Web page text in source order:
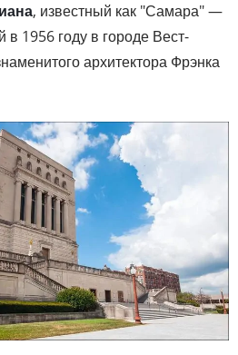
, известный как "Самара" —
в 1956 году в городе Вест-
архитектора Фрэнка